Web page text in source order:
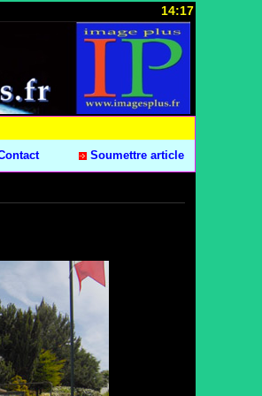
14:17
Soumettre article